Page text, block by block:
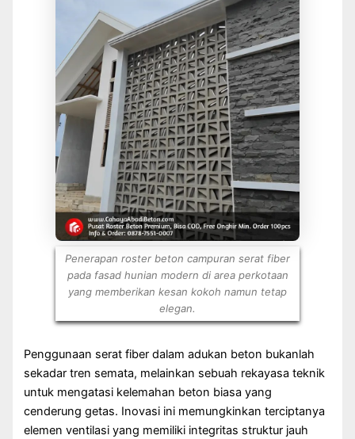
Penerapan roster beton campuran serat fiber
pada fasad hunian modern di area perkotaan
yang memberikan kesan kokoh namun tetap
elegan.
Penggunaan serat fiber dalam adukan beton bukanlah
sekadar tren semata, melainkan sebuah rekayasa teknik
untuk mengatasi kelemahan beton biasa yang
cenderung getas. Inovasi ini memungkinkan terciptanya
elemen ventilasi yang memiliki integritas struktur jauh